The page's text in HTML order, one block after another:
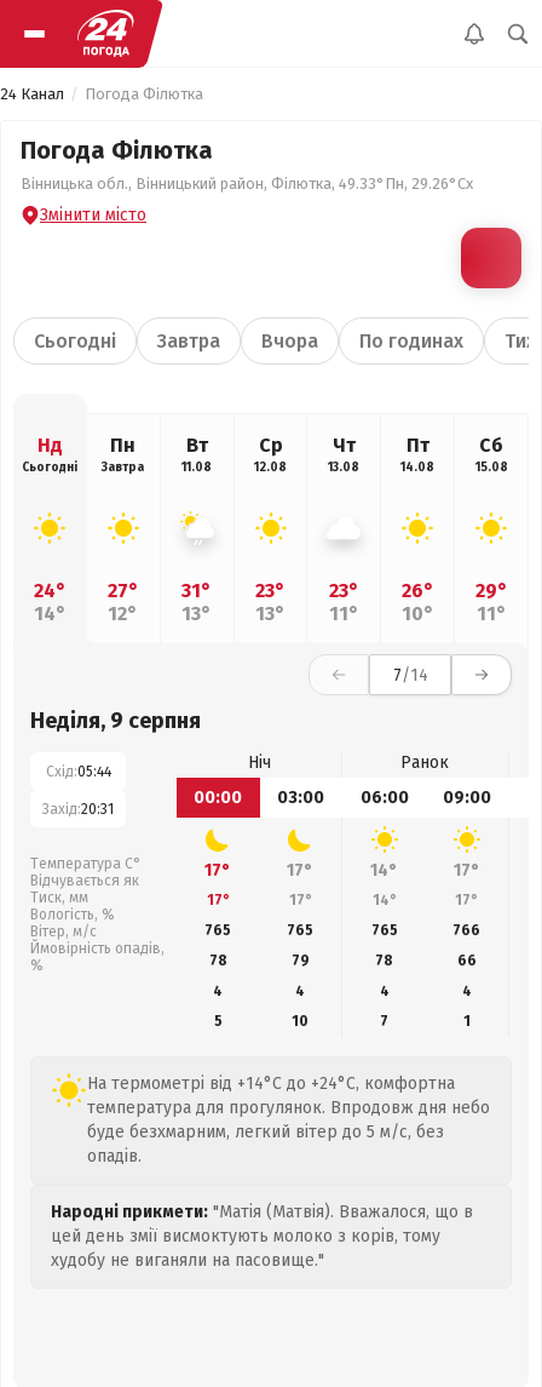
24 Канал Погода Філютка
Погода Філютка
Вінницька обл., Вінницький район, Філютка, 49.33°Пн, 29.26°Сх
Змінити місто
Сьогодні Завтра Вчора По годинах
Нд
Сьогодні
24°
14°
Пн
Завтра
27°
12°
Вт
11.08
31°
13°
Ср
12.08
23°
13°
Чт
13.08
23°
11°
Пт
14.08
26°
10°
Сб
15.08
29°
11°
7/14
Неділя, 9 серпня
Схід:05:44
Захід:20:31
Температура С°
Відчувається як
Тиск, мм
Вологість, %
Вітер, м/с
Ймовірність опадів,
%
Ніч
Ранок
00:00
03:00 06:00 09:00
17° 17° 14° 17°
17° 17° 14° 17°
765
765 765 766
78
79 78 66
4
4 4
4
5
10 7 1
На термометрі від +14°C до +24°C, комфортна
температура для прогулянок. Впродовж дня небо
буде безхмарним, легкий вітер до 5 м/с, без
опадів.
Народні прикмети: "Матія (Матвія). Вважалося, що в
цей день змії висмоктують молоко з корів, тому
худобу не виганяли на пасовище."